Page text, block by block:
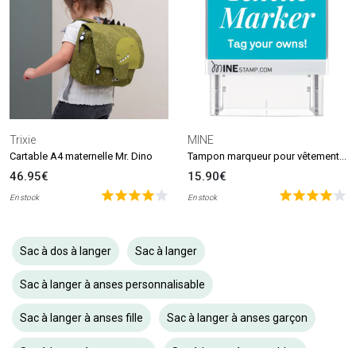
Trixie
Cartable A4 maternelle Mr. Dino
46.95€
En stock
MINE
15.90€
En stock
Sac à dos à langer Sac à langer
Sac à langer à anses personnalisable
Sac à langer à anses fille Sac à langer à anses garçon